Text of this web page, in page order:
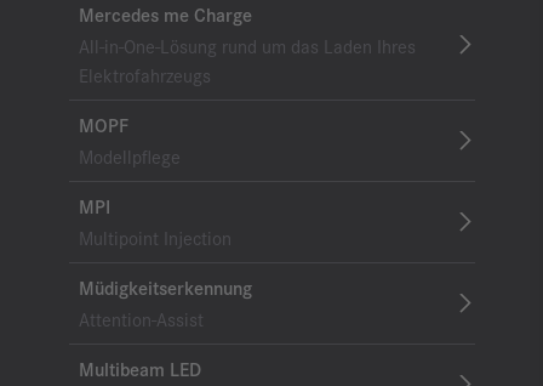
Mercedes me Charge
All-in-One-Lösung rund um das Laden Ihres
Elektrofahrzeugs
MOPF
Modellpflege
MPI
Multipoint Injection
Müdigkeitserkennung
Attention-Assist
Multibeam LED